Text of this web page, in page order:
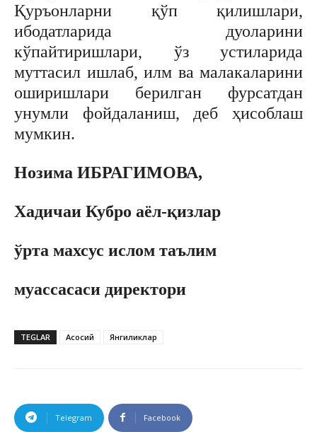
Қуръонларни қўп қилишлари,
ибодатларида дуоларини
кўпайтиришлари, ўз устиларида
муттасил ишлаб, илм ва малакаларини
оширишлари берилган фурсатдан
унумли фойдаланиш, деб ҳисоблаш
мумкин.
Нозима ИБРАГИМОВА,
Хадичаи Кубро аёл-қизлар
ўрта махсус ислом таълим
муассасаси директори
TEGLAR Асосий Янгиликлар
Telegram Facebook